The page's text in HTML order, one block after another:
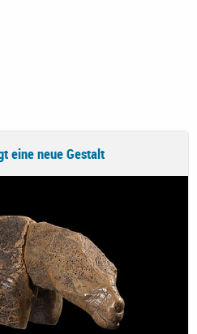
eine neue Gestalt